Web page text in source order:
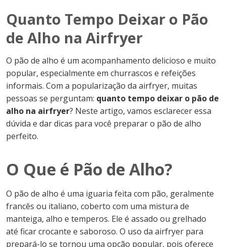
Quanto Tempo Deixar o Pão
de Alho na Airfryer
O pão de alho é um acompanhamento delicioso e muito
popular, especialmente em churrascos e refeições
informais. Com a popularização da airfryer, muitas
pessoas se perguntam: quanto tempo deixar o pão de
alho na airfryer? Neste artigo, vamos esclarecer essa
dúvida e dar dicas para você preparar o pão de alho
perfeito.
O Que é Pão de Alho?
O pão de alho é uma iguaria feita com pão, geralmente
francês ou italiano, coberto com uma mistura de
manteiga, alho e temperos. Ele é assado ou grelhado
até ficar crocante e saboroso. O uso da airfryer para
prepará-lo se tornou uma opção popular, pois oferece